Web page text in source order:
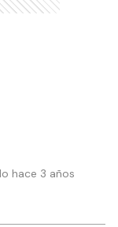
hace 3 años